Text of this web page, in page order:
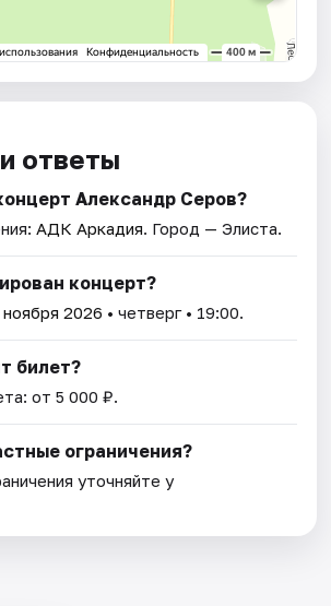
ответы
Александр Серов?
АДК Аркадия. Город — Элиста.
концерт?
ноября 2026 • четверг • 19:00.
билет?
от 5 000 ₽.
ограничения?
уточняйте у